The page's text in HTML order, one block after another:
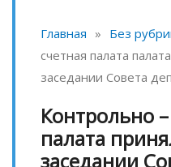
Главная » Без
счетная палата
заседании Совета
Контрольно
палата
заседании